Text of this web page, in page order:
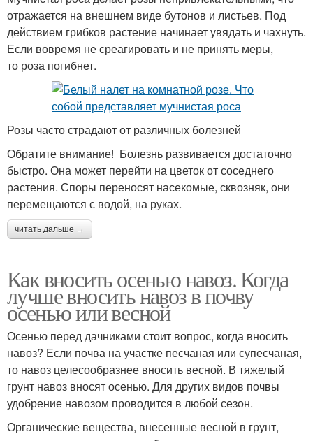
отражается на внешнем виде бутонов и листьев. Под
действием грибков растение начинает увядать и чахнуть.
Если вовремя не среагировать и не принять меры,
то роза погибнет.
Розы часто страдают от различных болезней
Обратите внимание! Болезнь развивается достаточно
быстро. Она может перейти на цветок от соседнего
растения. Споры переносят насекомые, сквозняк, они
перемещаются с водой, на руках.
читать дальше →
Как вносить осенью навоз. Когда
лучше вносить навоз в почву
осенью или весной
Осенью перед дачниками стоит вопрос, когда вносить
навоз? Если почва на участке песчаная или супесчаная,
то навоз целесообразнее вносить весной. В тяжелый
грунт навоз вносят осенью. Для других видов почвы
удобрение навозом проводится в любой сезон.
Органические вещества, внесенные весной в грунт,